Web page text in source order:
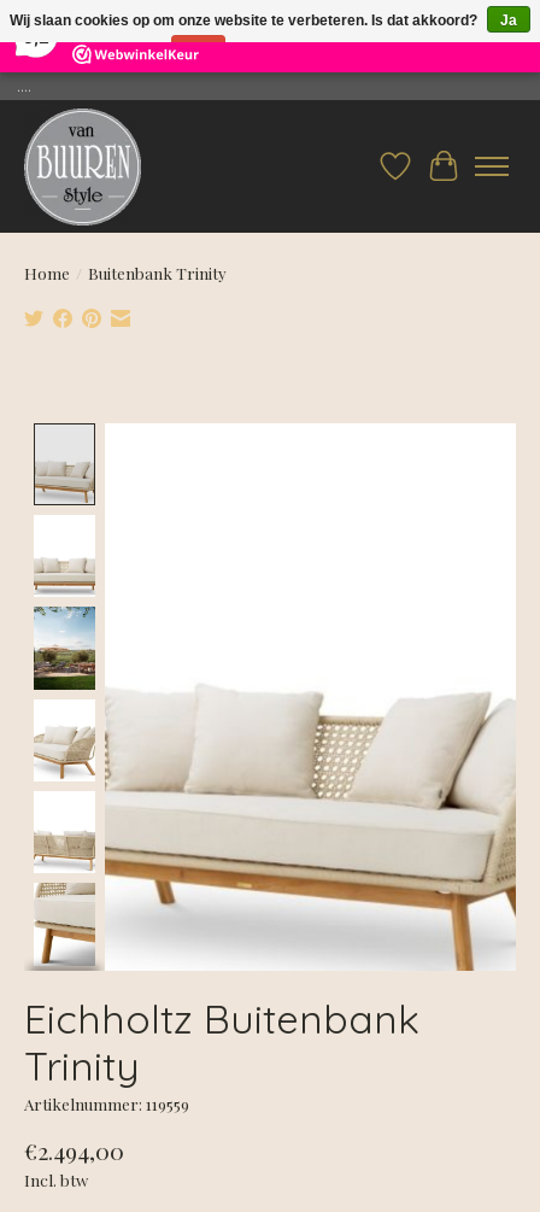
26 Reviews ×
....
Verlanglijst
Home / Buitenbank Trinity
Eichholtz Buitenbank
Trinity
Artikelnummer: 119559
€2.494,00
Incl. btw
Wij slaan cookies op om onze website te verbeteren. Is dat akkoord?
Ja
Nee